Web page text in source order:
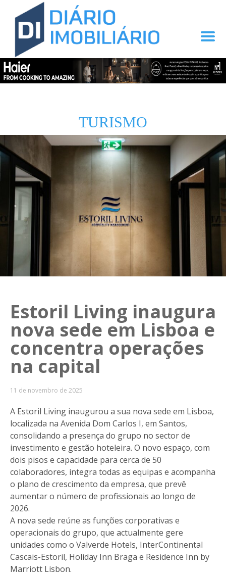
TURISMO
Estoril Living inaugura
nova sede em Lisboa e
concentra operações
na capital
11 de novembro de 2025
A Estoril Living inaugurou a sua nova sede em Lisboa,
localizada na Avenida Dom Carlos I, em Santos,
consolidando a presença do grupo no sector de
investimento e gestão hoteleira. O novo espaço, com
dois pisos e capacidade para cerca de 50
colaboradores, integra todas as equipas e acompanha
o plano de crescimento da empresa, que prevê
aumentar o número de profissionais ao longo de
2026.
A nova sede reúne as funções corporativas e
operacionais do grupo, que actualmente gere
unidades como o Valverde Hotels, InterContinental
Cascais-Estoril, Holiday Inn Braga e Residence Inn by
Marriott Lisbon.